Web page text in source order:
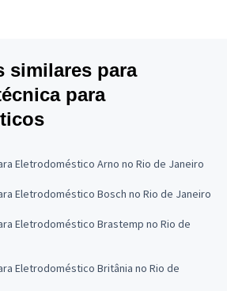
similares para
para
Eletrodoméstico Arno no Rio de Janeiro
Eletrodoméstico Bosch no Rio de Janeiro
Eletrodoméstico Brastemp no Rio de
Eletrodoméstico Britânia no Rio de